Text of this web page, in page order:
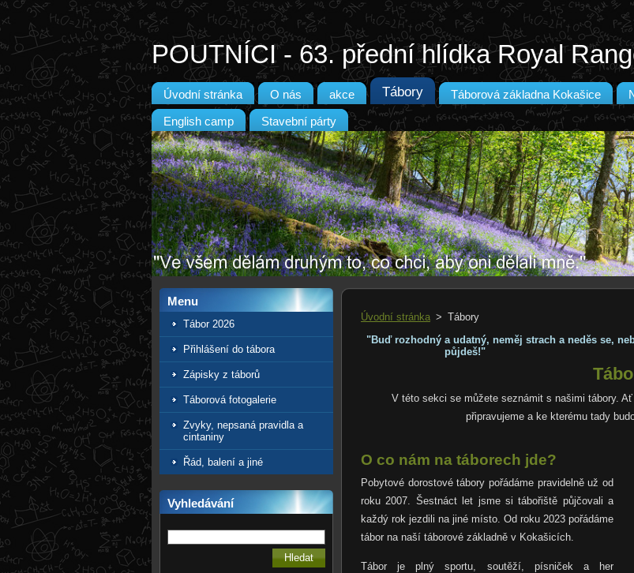
POUTNÍCI - 63. přední hlídka Royal
Úvodní stránka O nás akce Tábory Táborová základna Kokašice
English camp Stavební párty
Menu
Tábor 2026
Přihlášení do tábora
Zápisky z táborů
Táborová fotogalerie
Zvyky, nepsaná pravidla a
cintaniny
Řád, balení a jiné
Vyhledávání
Úvodní stránka > Tábory
"Buď rozhodný a udatný, neměj strach a neděs se,
V této sekci se můžete seznámit s našimi tábory.
připravujeme a ke kterému tady
O co nám na táborech jde?
Pobytové dorostové tábory pořádáme pravidelně už od
roku 2007. Šestnáct let jsme si tábořiště půjčovali a
každý rok jezdili na jiné místo. Od roku 2023 pořádáme
tábor na naší táborové základně v Kokašicích.
Tábor je plný sportu, soutěží, písniček a her